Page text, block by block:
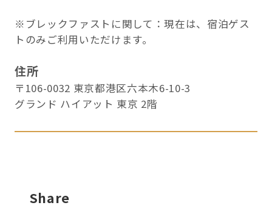
※ブレックファストに関して：現在は、宿泊ゲス
トのみご利用いただけます。
住所
〒106-0032 東京都港区六本木6-10-3
グランド ハイアット 東京 2階
Share